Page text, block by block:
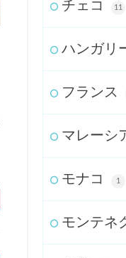
チェコ 11
ハンガリ
フランス
マレーシ
モナコ 1
モンテネ